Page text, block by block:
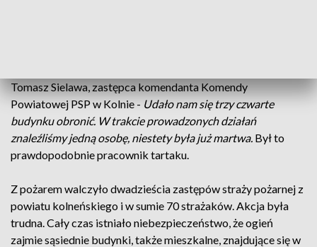
Tomasz Sielawa, zastępca komendanta Komendy
Powiatowej PSP w Kolnie - Udało nam się trzy czwarte
budynku obronić. W trakcie prowadzonych działań
znaleźliśmy jedną osobę, niestety była już martwa. Był to
prawdopodobnie pracownik tartaku.
Z pożarem walczyło dwadzieścia zastępów straży pożarnej z
powiatu kolneńskiego i w sumie 70 strażaków. Akcja była
trudna. Cały czas istniało niebezpieczeństwo, że ogień
zajmie sąsiednie budynki, także mieszkalne, znajdujące się w